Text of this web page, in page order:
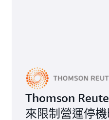
Thomson
來限制營運停機